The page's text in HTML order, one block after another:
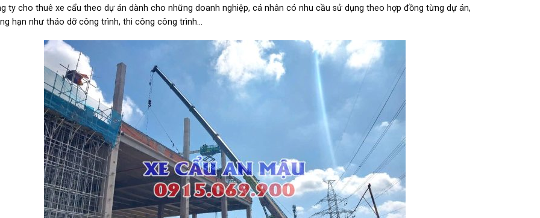
ty cho thuê xe cẩu theo dự án dành cho những doanh nghiệp, cá nhân có nhu cầu sử dụng theo hợp đồng từng dự án,
hạn như tháo dỡ công trình, thi công công trình…